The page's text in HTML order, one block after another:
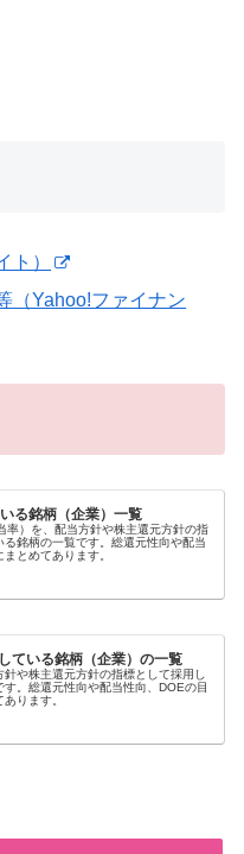
ト）
（Yahoo!ファイナン
る銘柄（企業）一覧
率）を、配当方針や株主還元方針の指
る銘柄の一覧です。総還元性向や配当
とめてあります。
ている銘柄（企業）の一覧
や株主還元方針の指標として採用し
す。総還元性向や配当性向、DOEの目
ります。